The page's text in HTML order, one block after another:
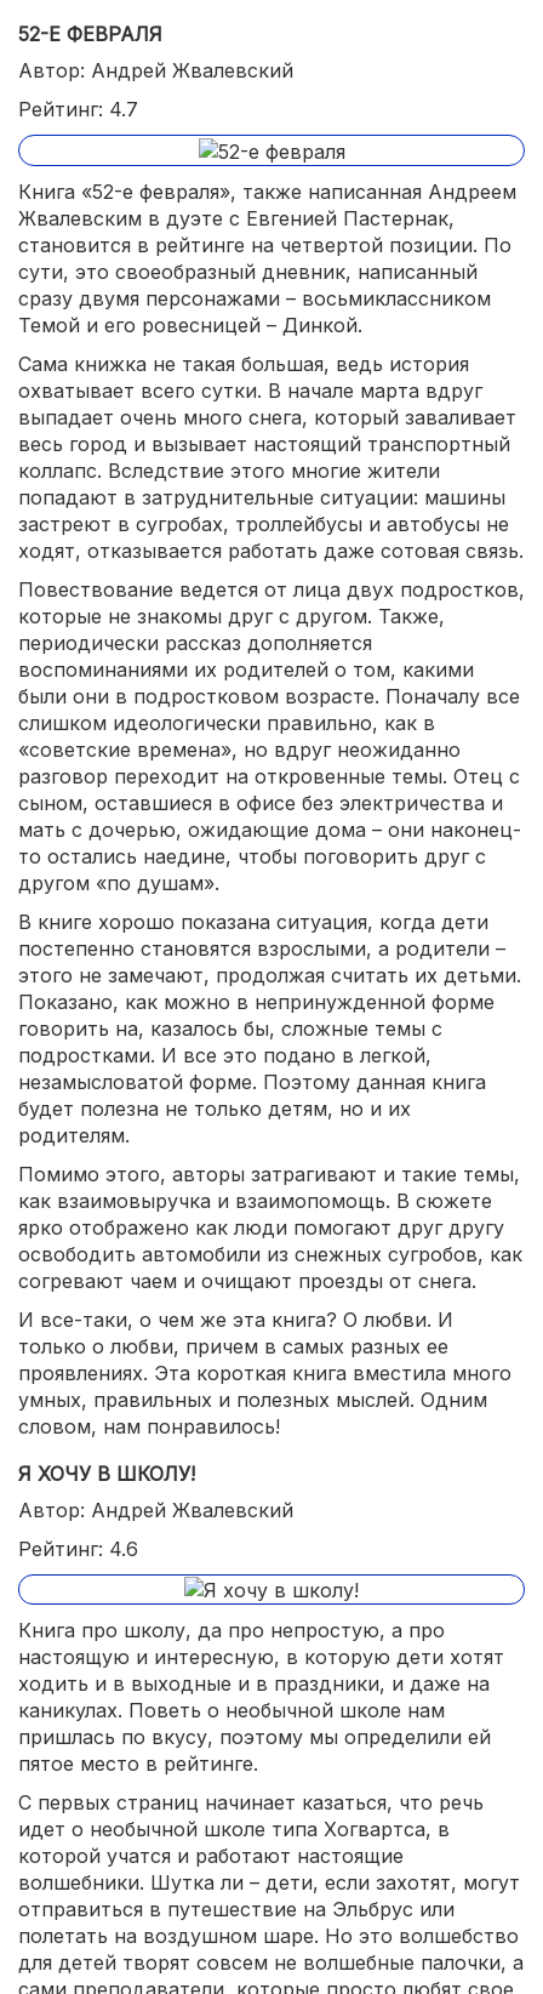
52-Е ФЕВРАЛЯ
Автор: Андрей Жвалевский
Рейтинг: 4.7
Книга «52-е февраля», также написанная Андреем
Жвалевским в дуэте с Евгенией Пастернак,
становится в рейтинге на четвертой позиции. По
сути, это своеобразный дневник, написанный
сразу двумя персонажами – восьмиклассником
Темой и его ровесницей – Динкой.
Сама книжка не такая большая, ведь история
охватывает всего сутки. В начале марта вдруг
выпадает очень много снега, который заваливает
весь город и вызывает настоящий транспортный
коллапс. Вследствие этого многие жители
попадают в затруднительные ситуации: машины
застреют в сугробах, троллейбусы и автобусы не
ходят, отказывается работать даже сотовая связь.
Повествование ведется от лица двух подростков,
которые не знакомы друг с другом. Также,
периодически рассказ дополняется
воспоминаниями их родителей о том, какими
были они в подростковом возрасте. Поначалу все
слишком идеологически правильно, как в
«советские времена», но вдруг неожиданно
разговор переходит на откровенные темы. Отец с
сыном, оставшиеся в офисе без электричества и
мать с дочерью, ожидающие дома – они наконец-
то остались наедине, чтобы поговорить друг с
другом «по душам».
В книге хорошо показана ситуация, когда дети
постепенно становятся взрослыми, а родители –
этого не замечают, продолжая считать их детьми.
Показано, как можно в непринужденной форме
говорить на, казалось бы, сложные темы с
подростками. И все это подано в легкой,
незамысловатой форме. Поэтому данная книга
будет полезна не только детям, но и их
родителям.
Помимо этого, авторы затрагивают и такие темы,
как взаимовыручка и взаимопомощь. В сюжете
ярко отображено как люди помогают друг другу
освободить автомобили из снежных сугробов, как
согревают чаем и очищают проезды от снега.
И все-таки, о чем же эта книга? О любви. И
только о любви, причем в самых разных ее
проявлениях. Эта короткая книга вместила много
умных, правильных и полезных мыслей. Одним
словом, нам понравилось!
Я ХОЧУ В ШКОЛУ!
Автор: Андрей Жвалевский
Рейтинг: 4.6
Книга про школу, да про непростую, а про
настоящую и интересную, в которую дети хотят
ходить и в выходные и в праздники, и даже на
каникулах. Поветь о необычной школе нам
пришлась по вкусу, поэтому мы определили ей
пятое место в рейтинге.
С первых страниц начинает казаться, что речь
идет о необычной школе типа Хогвартса, в
которой учатся и работают настоящие
волшебники. Шутка ли – дети, если захотят, могут
отправиться в путешествие на Эльбрус или
полетать на воздушном шаре. Но это волшебство
для детей творят совсем не волшебные палочки, а